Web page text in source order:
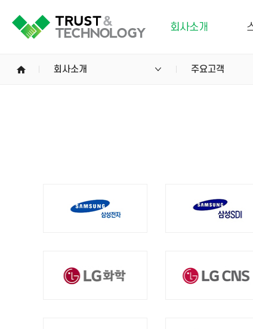
회사소개
home회사소개 주요고객